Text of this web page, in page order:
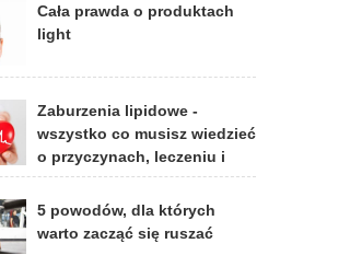
Cała prawda o produktach
light
Zaburzenia lipidowe -
wszystko co musisz wiedzieć
o przyczynach, leczeniu i
5 powodów, dla których
warto zacząć się ruszać